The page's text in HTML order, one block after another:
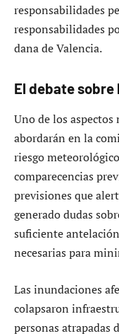
responsabilidades
responsabilidades
dana de Valencia.
El debate
Uno de los
abordarán en la
riesgo
comparecencias
previsiones que
generado dudas
suficiente
necesarias para
Las inundaciones
colapsaron
personas atrapadas